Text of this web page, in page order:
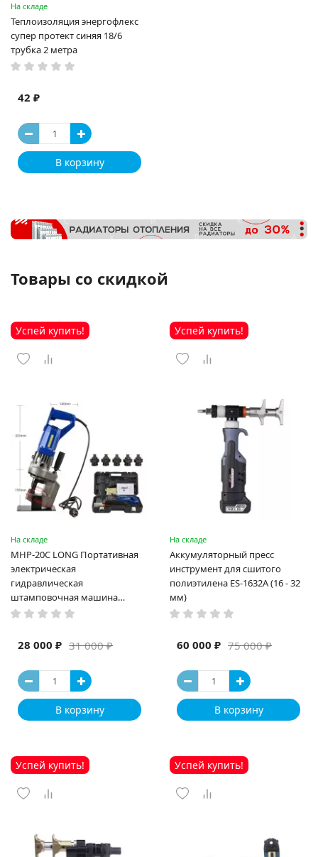
На складе
Теплоизоляция энергофлекс
супер протект синяя 18/6
трубка 2 метра
42 ₽
В корзину
Товары со скидкой
Успей купить!
На складе
MHP-20C LONG Портативная
электрическая
гидравлическая
штамповочная машина
высокая мощность и мощный
машина
31 000 ₽
28 000 ₽
В корзину
Успей купить!
На складе
Аккумуляторный пресс
инструмент для сшитого
полиэтилена ES-1632A (16 - 32
мм)
75 000 ₽
60 000 ₽
В корзину
Успей купить! Успей купить!